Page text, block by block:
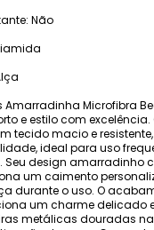
Não
Amarradinha Microfibra
e estilo com
tecido macio e
ideal para uso
Seu design amarradinho
um caimento
durante o uso. O
um charme delicado
metálicas douradas